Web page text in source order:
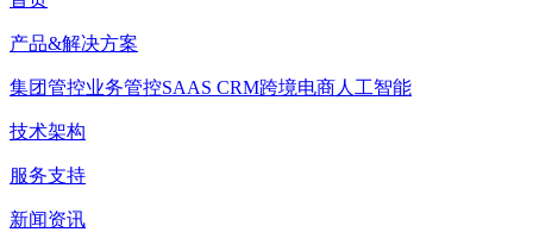
产品&解决方案
集团管控业务管控SAAS CRM跨境电商人工智能
技术架构
服务支持
新闻资讯